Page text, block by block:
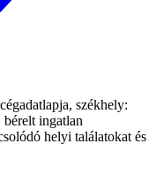
székhely:
bérelt ingatlan
helyi találatokat és